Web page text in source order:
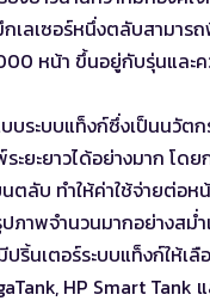
เลเซอร์หนึ่งตลับสามาร
หน้า ขึ้นอยู่กับรุ่นและ
บระบบแท็งก์ซึ่งเป็นนวัต
ยะยาวได้อย่างมาก โดย
ตลับ ทำให้ค่าใช้จ่ายต่อห
ภาพจำนวนมากอย่างสม่
ริ้นเตอร์ระบบแท็งก์ให้เลื
HP Smart Tank